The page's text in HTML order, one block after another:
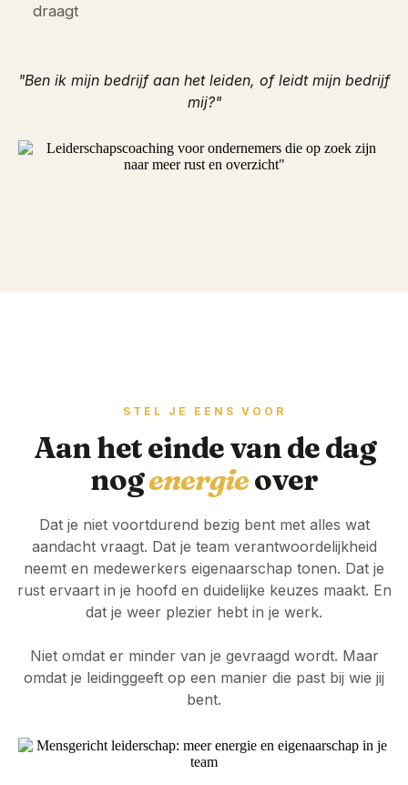
draagt
"Ben ik mijn bedrijf aan het leiden, of leidt mijn bedrijf
mij?"
STEL JE EENS VOOR
Aan het einde van de dag
nogenergieover
Dat je niet voortdurend bezig bent met alles wat
aandacht vraagt. Dat je team verantwoordelijkheid
neemt en medewerkers eigenaarschap tonen. Dat je
rust ervaart in je hoofd en duidelijke keuzes maakt. En
dat je weer plezier hebt in je werk.
Niet omdat er minder van je gevraagd wordt. Maar
omdat je leidinggeeft op een manier die past bij wie jij
bent.